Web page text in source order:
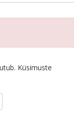
Küsimuste